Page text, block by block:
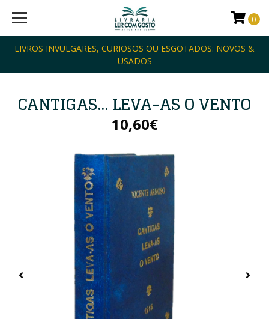
LIVROS INVULGARES, CURIOSOS OU ESGOTADOS: NOVOS &
USADOS
0
CANTIGAS... LEVA-AS O VENTO
10,60€